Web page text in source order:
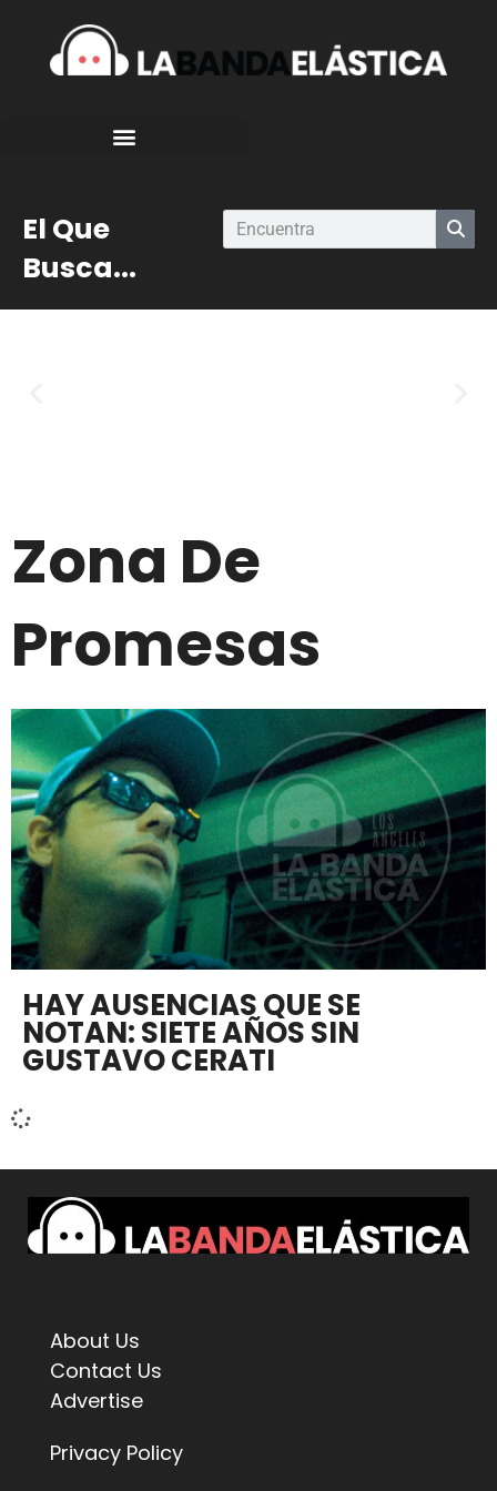
El Que
Busca...
Zona De
Promesas
HAY AUSENCIAS QUE SE
NOTAN: SIETE AÑOS SIN
GUSTAVO CERATI
About Us
Contact Us
Advertise
Privacy Policy